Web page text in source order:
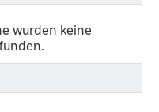
wurden keine